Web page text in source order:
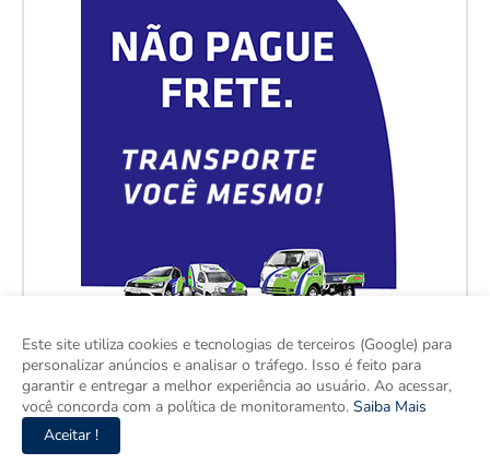
Este site utiliza cookies e tecnologias de terceiros (Google) para
personalizar anúncios e analisar o tráfego. Isso é feito para
garantir e entregar a melhor experiência ao usuário. Ao acessar,
você concorda com a política de monitoramento. Saiba Mais
Aceitar !